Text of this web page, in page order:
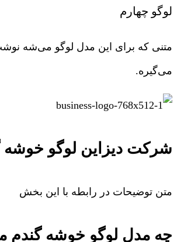
لوگو چهارم
متنی که برای این مدل لوگو می‌شه نوشت
می‌گیره.
شرکت دیزاین لوگو خوشه
متن توضیحات در رابطه با این بخش
چه مدل لوگو خوشه گندم